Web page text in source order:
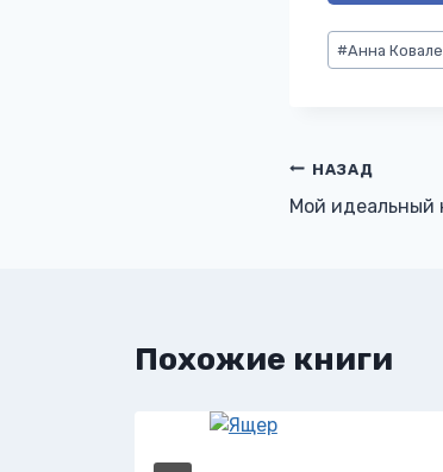
Метки
записи:
#Анна
по
НАЗАД
Мой идеальный
Похожие книги